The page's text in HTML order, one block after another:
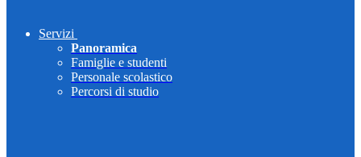
Servizi
Panoramica
Famiglie e studenti
Personale scolastico
Percorsi di studio